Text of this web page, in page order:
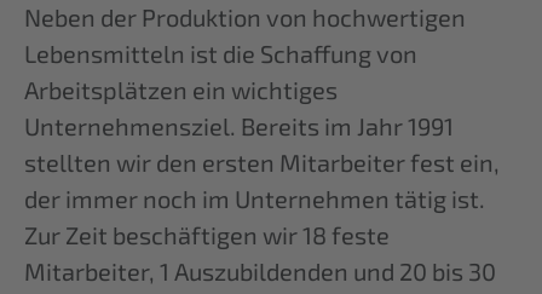
Neben der Produktion von hochwertigen
Lebensmitteln ist die Schaffung von
Arbeitsplätzen ein wichtiges
Unternehmensziel. Bereits im Jahr 1991
stellten wir den ersten Mitarbeiter fest ein,
der immer noch im Unternehmen tätig ist.
Zur Zeit beschäftigen wir 18 feste
Mitarbeiter, 1 Auszubildenden und 20 bis 30